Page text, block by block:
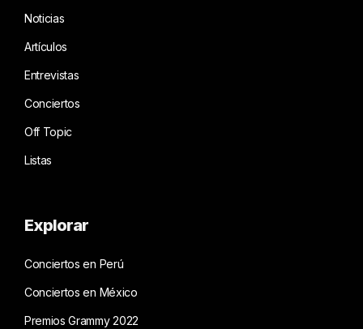
Noticias
Artículos
Entrevistas
Conciertos
Off Topic
Listas
Explorar
Conciertos en Perú
Conciertos en México
Premios Grammy 2022